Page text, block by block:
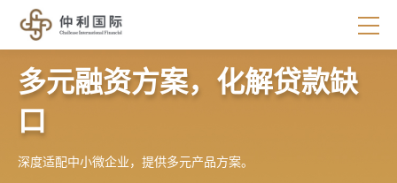
多元融资方案，化解贷款缺
口
深度适配中小微企业，提供多元产品方案。